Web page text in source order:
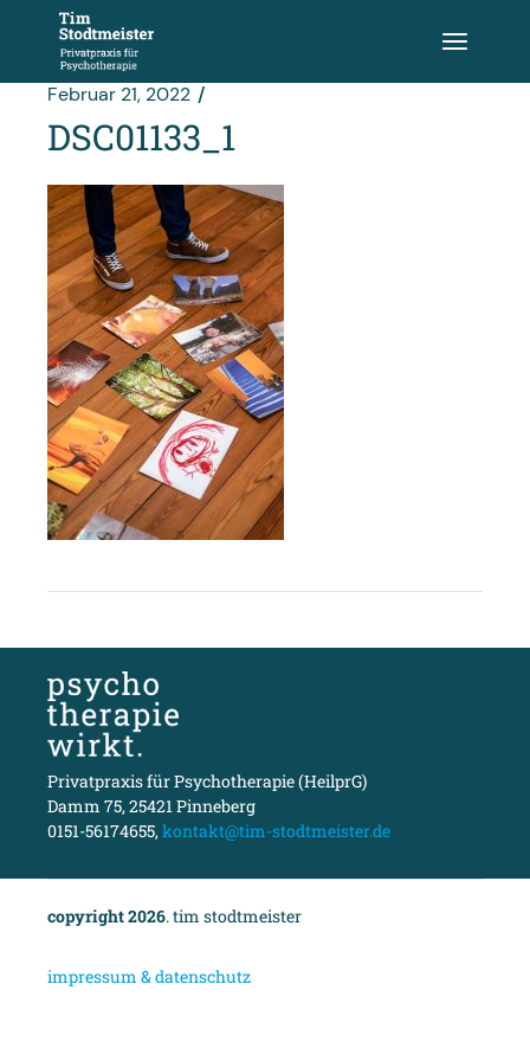
springen
Februar 21, 2022
DSC01133_1
Privatpraxis für Psychotherapie (HeilprG)
Damm 75, 25421 Pinneberg
0151-56174655,kontakt@tim-stodtmeister.de
copyright 2026. tim stodtmeister
impressum & datenschutz